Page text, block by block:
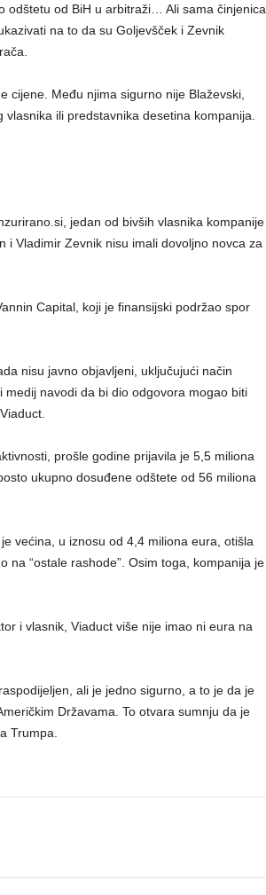
odštetu od BiH u arbitraži… Ali sama činjenica
​​na to da su Goljevšček i Zevnik
cijene. Među njima sigurno nije Blaževski,
ili predstavnika desetina kompanija.
jedan od bivših vlasnika kompanije
i Vladimir Zevnik nisu imali dovoljno novca za
Capital, koji je finansijski podržao spor
nisu javno objavljeni, uključujući način
navodi da bi dio odgovora mogao biti
prošle godine prijavila je 5,5 miliona
ukupno dosuđene odštete od 56 miliona
većina, u iznosu od 4,4 miliona eura, otišla
na “ostale rashode”. Osim toga, kompanija je
i vlasnik, Viaduct više nije imao ni eura na
ali je jedno sigurno, a to je da je
Državama. To otvara sumnju da je
Trumpa.